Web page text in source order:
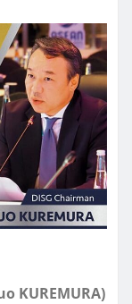
KUREMURA)